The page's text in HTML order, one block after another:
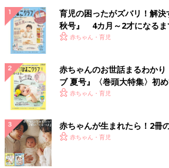
育児の困ったがズバリ！解
秋号』 4カ月～2才になるま
いっぱい！
赤ちゃん・育児
赤ちゃんのお世話まるわか
ブ 夏号』〈巻頭大特集〉初
く！ おっぱい・ミルクの基
赤ちゃん・育児
赤ちゃんが生まれたら！2冊
赤ちゃん・育児